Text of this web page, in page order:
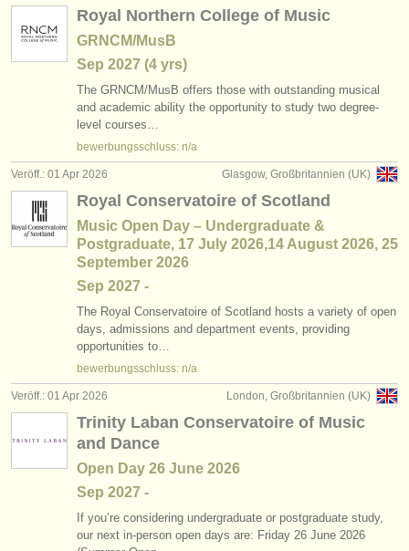
Royal Northern College of Music
GRNCM/MusB
Sep 2027 (4 yrs)
The GRNCM/MusB offers those with outstanding musical
and academic ability the opportunity to study two degree-
level courses…
bewerbungsschluss: n/a
Glasgow, Großbritannien (UK)
Veröff.: 01 Apr 2026
Royal Conservatoire of Scotland
Music Open Day – Undergraduate &
Postgraduate, 17 July 2026,14 August 2026, 25
September 2026
Sep 2027 -
The Royal Conservatoire of Scotland hosts a variety of open
days, admissions and department events, providing
opportunities to…
bewerbungsschluss: n/a
London, Großbritannien (UK)
Veröff.: 01 Apr 2026
Trinity Laban Conservatoire of Music
and Dance
Open Day 26 June 2026
Sep 2027 -
If you’re considering undergraduate or postgraduate study,
our next in-person open days are: Friday 26 June 2026